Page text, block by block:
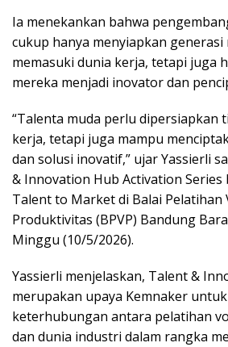
Ia menekankan bahwa
cukup hanya menyiapkan
memasuki dunia kerja, tetapi juga
mereka menjadi inovator dan
“Talenta muda perlu dipersiapkan
kerja, tetapi juga mampu
dan solusi inovatif,” ujar Yassierli
& Innovation Hub Activation Series
Talent to Market di Balai Pelatihan
Produktivitas (BPVP) Bandung
Minggu (10/5/2026).
Yassierli menjelaskan, Talent &
merupakan upaya Kemnaker
keterhubungan antara pelatihan
dan dunia industri dalam rangka